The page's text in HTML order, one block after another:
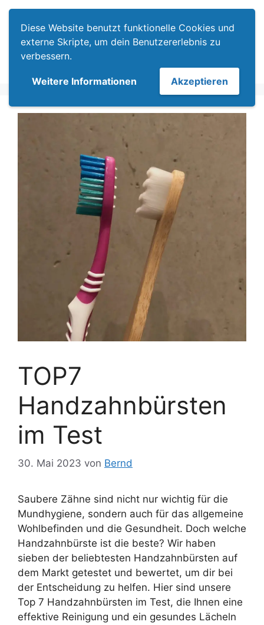
Diese Website benutzt funktionelle Cookies und
externe Skripte, um dein Benutzererlebnis zu
verbessern.
Weitere Informationen Akzeptieren
Zum
Inhalt
springen
TOP7
Handzahnbürsten
im Test
30. Mai 2023 von Bernd
Saubere Zähne sind nicht nur wichtig für die
Mundhygiene, sondern auch für das allgemeine
Wohlbefinden und die Gesundheit. Doch welche
Handzahnbürste ist die beste? Wir haben
sieben der beliebtesten Handzahnbürsten auf
dem Markt getestet und bewertet, um dir bei
der Entscheidung zu helfen. Hier sind unsere
Top 7 Handzahnbürsten im Test, die Ihnen eine
effektive Reinigung und ein gesundes Lächeln